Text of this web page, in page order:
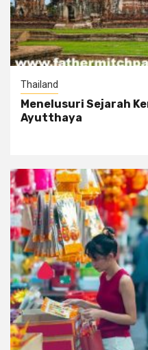
Thailand
Menelusuri Sejarah
Ayutthaya